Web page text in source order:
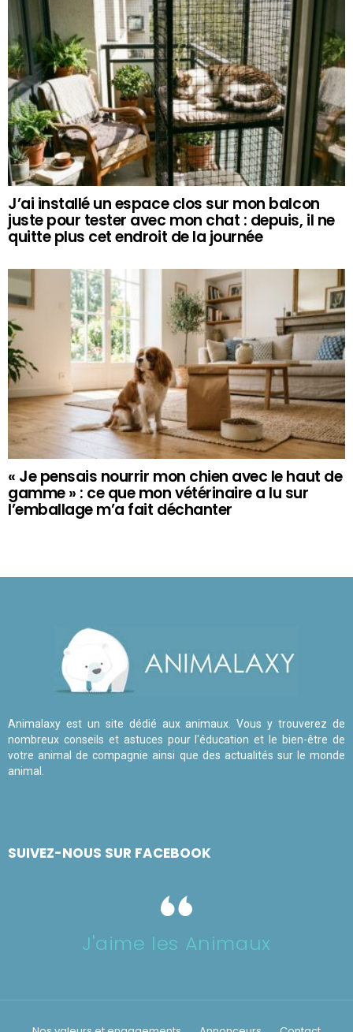
J’ai installé un espace clos sur mon balcon
juste pour tester avec mon chat : depuis, il ne
quitte plus cet endroit de la journée
« Je pensais nourrir mon chien avec le haut de
gamme » : ce que mon vétérinaire a lu sur
l’emballage m’a fait déchanter
Animalaxy est un site dédié aux animaux. Vous y trouverez de
nombreux conseils et astuces pour l'éducation et le bien-être de
votre animal de compagnie ainsi que des actualités sur le monde
animal.
SUIVEZ-NOUS SUR FACEBOOK
J'aime les Animaux